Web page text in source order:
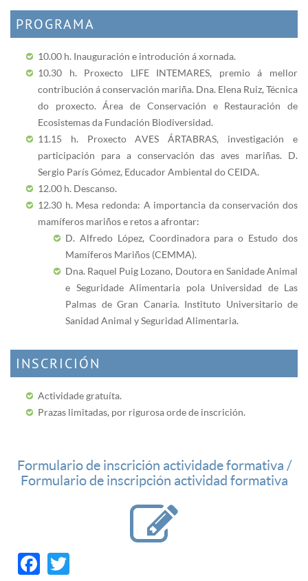
PROGRAMA
10.00 h. Inauguración e introdución á xornada.
10.30 h. Proxecto LIFE INTEMARES, premio á mellor
contribución á conservación mariña. Dna. Elena Ruiz, Técnica
do proxecto. Área de Conservación e Restauración de
Ecosistemas da Fundación Biodiversidad.
11.15 h. Proxecto AVES ÁRTABRAS, investigación e
participación para a conservación das aves mariñas. D.
Sergio París Gómez, Educador Ambiental do CEIDA.
12.00 h. Descanso.
12.30 h. Mesa redonda: A importancia da conservación dos
mamíferos mariños e retos a afrontar:
D. Alfredo López, Coordinadora para o Estudo dos
Mamíferos Mariños (CEMMA).
Dna. Raquel Puig Lozano, Doutora en Sanidade Animal
e Seguridade Alimentaria pola Universidad de Las
Palmas de Gran Canaria. Instituto Universitario de
Sanidad Animal y Seguridad Alimentaria.
INSCRICIÓN
Actividade gratuíta.
Prazas limitadas, por rigurosa orde de inscrición.
Formulario de inscrición actividade formativa /
Formulario de inscripción actividad formativa
Facebook